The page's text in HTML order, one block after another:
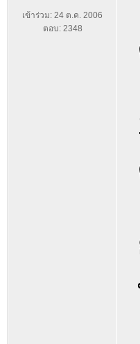
เข้าร่วม: 24 ต.ค. 2006
ตอบ: 2348